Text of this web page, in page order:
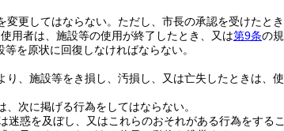
更してはならない。 ただし、市長の承認を受けたと
用者は、施設等の使用が終了したとき、又は第9条の
を原状に回復しなければならない。
り、施設等をき損し、汚損し、又は亡失したときは、
次に掲げる行為をしてはならない。
迷惑を及ぼし、又はこれらのおそれがある行為をするこ